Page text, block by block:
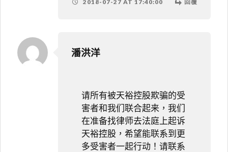
2018-07-27 AT 17:40:00 回覆
潘洪洋
请所有被天裕控股欺骗的受
害者和我们联合起来，我们
在准备找律师去法庭上起诉
天裕控股，希望能联系到更
多受害者一起行动！请联系